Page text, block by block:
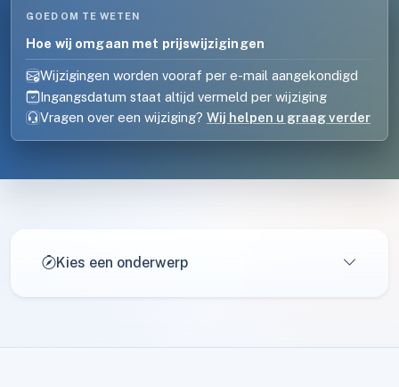
GOED OM TE WETEN
Hoe wij omgaan met prijswijzigingen
Wijzigingen worden vooraf per e-mail aangekondigd
Ingangsdatum staat altijd vermeld per wijziging
Vragen over een wijziging? Wij helpen u graag verder
Kies een onderwerp